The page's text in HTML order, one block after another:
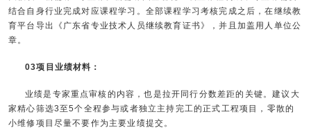
结合自身行业完成对应课程学习。全部课程学习考核完成之后，在继续教
育平台导出《广东省专业技术人员继续教育证书》，并且加盖用人单位公
章。
03项目业绩材料：
业绩是专家重点审核的内容，也是拉开同行分数差距的关键。建议大
家精心筛选3至5个全程参与或者独立主持完工的正式工程项目，零散的
小维修项目尽量不要作为主要业绩提交。